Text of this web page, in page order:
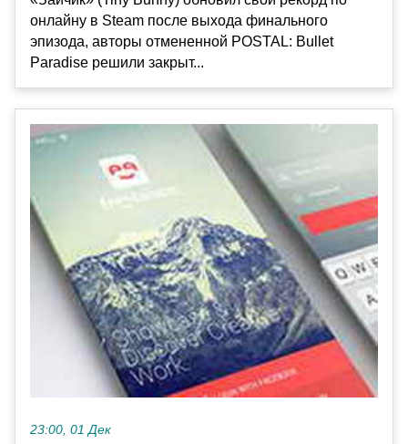
онлайну в Steam после выхода финального
эпизода, авторы отмененной POSTAL: Bullet
Paradise решили закрыт...
23:00, 01 Дек